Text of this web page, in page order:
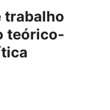
trabalho
teórico-